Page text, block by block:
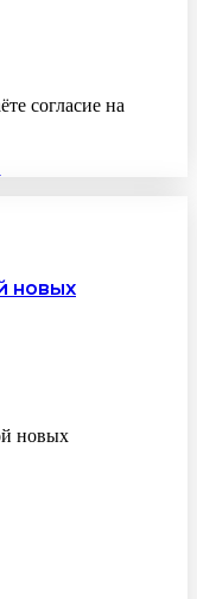
согласие на
новых
новых